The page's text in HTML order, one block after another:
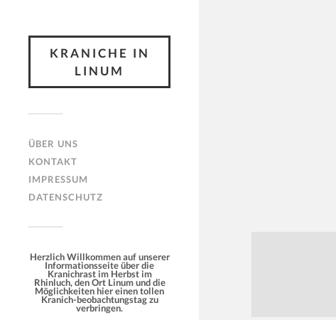
KRANICHE IN
LINUM
ÜBER UNS
KONTAKT
IMPRESSUM
DATENSCHUTZ
Herzlich Willkommen auf unserer
Informationsseite über die
Kranichrast im Herbst im
Rhinluch, den Ort Linum und die
Möglichkeiten hier einen tollen
Kranich-beobachtungstag zu
verbringen.